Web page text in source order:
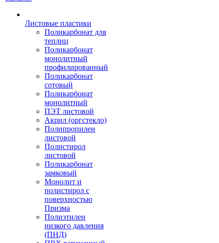
Листовые пластики
Поликарбонат для
теплиц
Поликарбонат
монолитный
профилированный
Поликарбонат
сотовый
Поликарбонат
монолитный
ПЭТ листовой
Акрил (оргстекло)
Полипропилен
листовой
Полистирол
листовой
Поликарбонат
замковый
Монолит и
полистирол с
поверхностью
Призма
Полиэтилен
низкого давления
(ПНД)